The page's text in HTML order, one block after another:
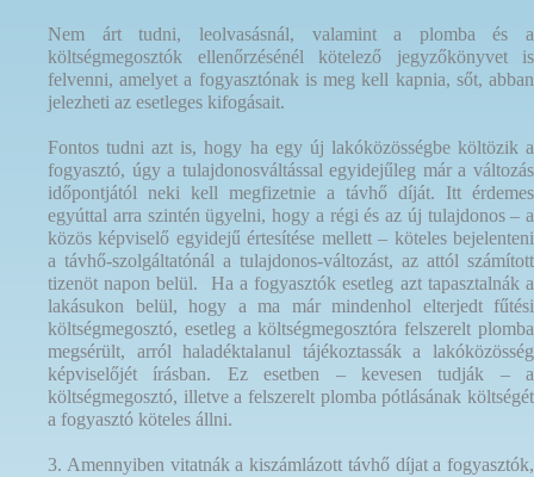
Nem árt tudni, leolvasásnál, valamint a plomba és a
költségmegosztók ellenőrzésénél kötelező jegyzőkönyvet is
felvenni, amelyet a fogyasztónak is meg kell kapnia, sőt, abban
jelezheti az esetleges kifogásait.
Fontos tudni azt is, hogy ha egy új lakóközösségbe költözik a
fogyasztó, úgy a tulajdonosváltással egyidejűleg már a változás
időpontjától neki kell megfizetnie a távhő díját. Itt érdemes
egyúttal arra szintén ügyelni, hogy a régi és az új tulajdonos – a
közös képviselő egyidejű értesítése mellett – köteles bejelenteni
a távhő-szolgáltatónál a tulajdonos-változást, az attól számított
tizenöt napon belül. Ha a fogyasztók esetleg azt tapasztalnák a
lakásukon belül, hogy a ma már mindenhol elterjedt fűtési
költségmegosztó, esetleg a költségmegosztóra felszerelt plomba
megsérült, arról haladéktalanul tájékoztassák a lakóközösség
képviselőjét írásban. Ez esetben – kevesen tudják – a
költségmegosztó, illetve a felszerelt plomba pótlásának költségét
a fogyasztó köteles állni.
3. Amennyiben vitatnák a kiszámlázott távhő díjat a fogyasztók,